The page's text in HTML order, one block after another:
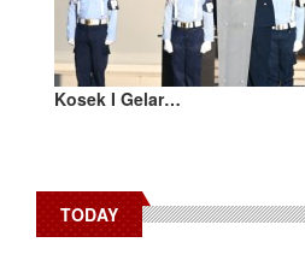
Kosek I Gelar…
TODAY